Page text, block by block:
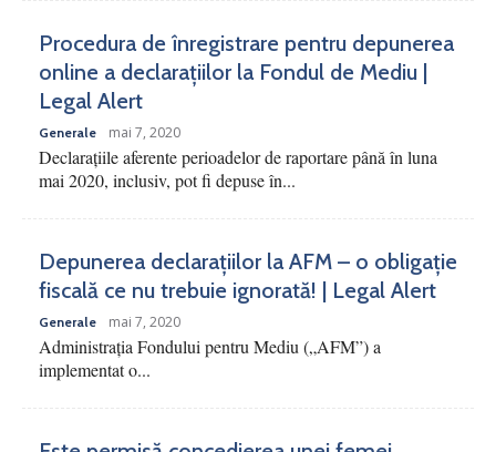
Procedura de înregistrare pentru depunerea
online a declarațiilor la Fondul de Mediu |
Legal Alert
Generale mai 7, 2020
Declarațiile aferente perioadelor de raportare până în luna
mai 2020, inclusiv, pot fi depuse în...
Depunerea declarațiilor la AFM – o obligație
fiscală ce nu trebuie ignorată! | Legal Alert
Generale mai 7, 2020
Administrația Fondului pentru Mediu („AFM”) a
implementat o...